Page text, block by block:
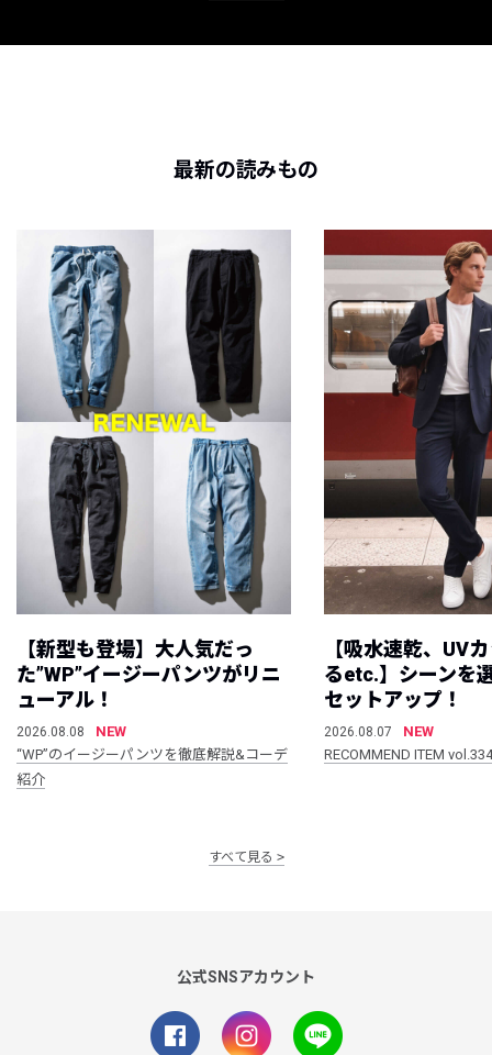
最新の読みもの
【新型も登場】大人気だっ
た”WP”イージーパンツがリニ
ューアル！
2026.08.08
NEW
“WP”のイージーパンツを徹底解説&コーデ
紹介
【吸水速乾、UV
るetc.】シーンを
セットアップ！
2026.08.07
NEW
RECOMMEND ITEM vol.334
すべて見る
公式SNSアカウント